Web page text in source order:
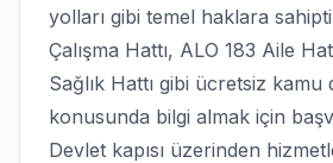
yolları gibi temel haklara
Çalışma Hattı, ALO 183 Aile
Sağlık Hattı gibi ücretsiz kamu
konusunda bilgi almak için
Devlet kapısı üzerinden